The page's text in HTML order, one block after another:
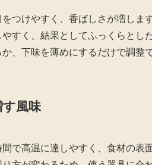
つけやすく、香ばしさが増しま
すく、結果としてふっくらとし
、下味を薄めにするだけで調整
風味
で高温に達しやすく、食材の表